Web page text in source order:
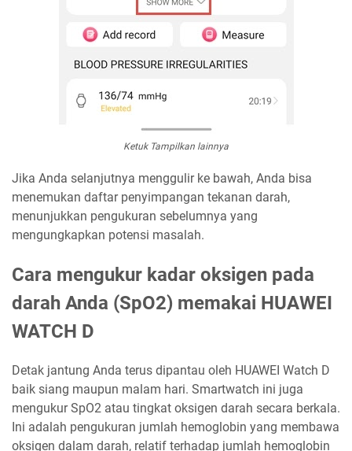
Ketuk Tampilkan lainnya
Jika Anda selanjutnya menggulir ke bawah, Anda bisa
menemukan daftar penyimpangan tekanan darah,
menunjukkan pengukuran sebelumnya yang
mengungkapkan potensi masalah.
Cara mengukur kadar oksigen pada
darah Anda (SpO2) memakai HUAWEI
WATCH D
Detak jantung Anda terus dipantau oleh HUAWEI Watch D
baik siang maupun malam hari. Smartwatch ini juga
mengukur SpO2 atau tingkat oksigen darah secara berkala.
Ini adalah pengukuran jumlah hemoglobin yang membawa
oksigen dalam darah, relatif terhadap jumlah hemoglobin